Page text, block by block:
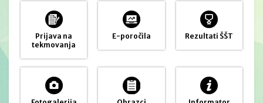
Prijava na
tekmovanja
E-poročila Rezultati ŠŠT